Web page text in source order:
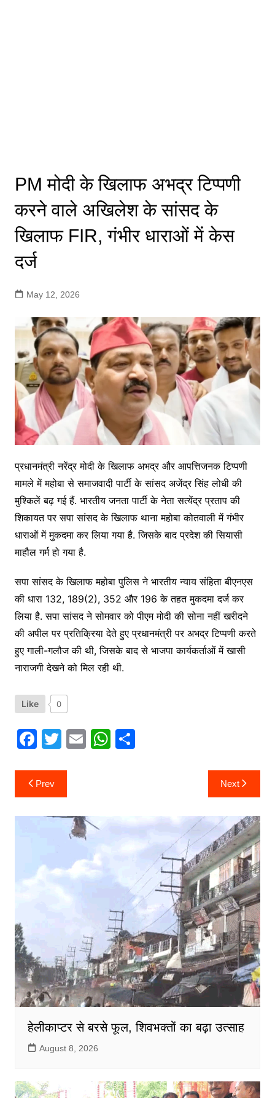
PM मोदी के खिलाफ अभद्र टिप्पणी
करने वाले अखिलेश के सांसद के
खिलाफ FIR, गंभीर धाराओं में केस
दर्ज
May 12, 2026
प्रधानमंत्री नरेंद्र मोदी के खिलाफ अभद्र और आपत्तिजनक टिप्पणी
मामले में महोबा से समाजवादी पार्टी के सांसद अजेंद्र सिंह लोधी की
मुश्किलें बढ़ गई हैं. भारतीय जनता पार्टी के नेता सत्येंद्र प्रताप की
शिकायत पर सपा सांसद के खिलाफ थाना महोबा कोतवाली में गंभीर
धाराओं में मुकदमा कर लिया गया है. जिसके बाद प्रदेश की सियासी
माहौल गर्म हो गया है.
सपा सांसद के खिलाफ महोबा पुलिस ने भारतीय न्याय संहिता बीएनएस
की धारा 132, 189(2), 352 और 196 के तहत मुकदमा दर्ज कर
लिया है. सपा सांसद ने सोमवार को पीएम मोदी की सोना नहीं खरीदने
की अपील पर प्रतिक्रिया देते हुए प्रधानमंत्री पर अभद्र टिप्पणी करते
हुए गाली-गलौज की थी, जिसके बाद से भाजपा कार्यकर्ताओं में खासी
नाराजगी देखने को मिल रही थी.
Like 0
F
c
e
b
k
T
itt
er
E W
A
p
S
Post
navigation
Prev Next
हेलीकाप्टर से बरसे फूल, शिवभक्तों का बढ़ा उत्साह
August 8, 2026